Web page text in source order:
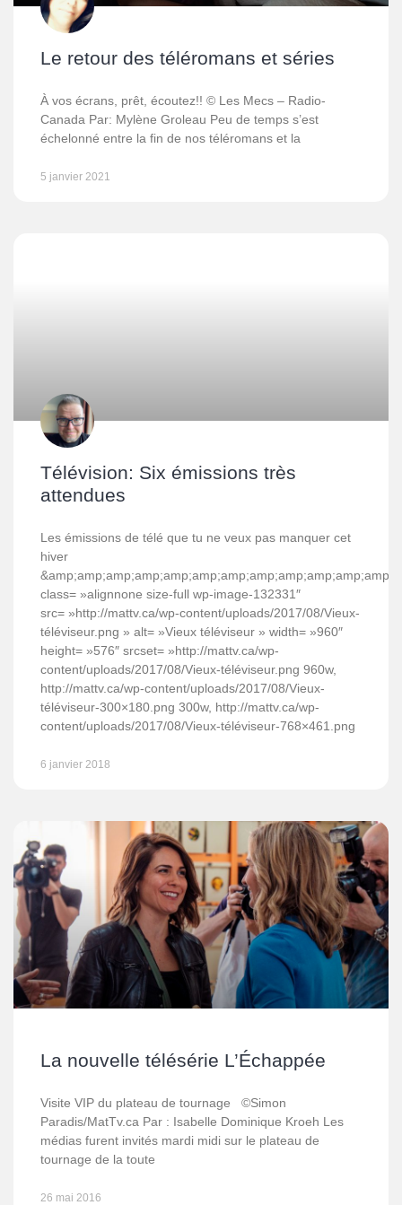
Le retour des téléromans et séries
À vos écrans, prêt, écoutez!! © Les Mecs – Radio-
Canada Par: Mylène Groleau Peu de temps s’est
échelonné entre la fin de nos téléromans et la
5 janvier 2021
Télévision: Six émissions très
attendues
Les émissions de télé que tu ne veux pas manquer cet
hiver
class= »alignnone size-full wp-image-132331″
src= »http://mattv.ca/wp-content/uploads/2017/08/Vieux-
téléviseur.png » alt= »Vieux téléviseur » width= »960″
height= »576″ srcset= »http://mattv.ca/wp-
content/uploads/2017/08/Vieux-téléviseur.png 960w,
http://mattv.ca/wp-content/uploads/2017/08/Vieux-
téléviseur-300×180.png 300w, http://mattv.ca/wp-
content/uploads/2017/08/Vieux-téléviseur-768×461.png
6 janvier 2018
La nouvelle télésérie L’Échappée
Visite VIP du plateau de tournage ©Simon
Paradis/MatTv.ca Par : Isabelle Dominique Kroeh Les
médias furent invités mardi midi sur le plateau de
tournage de la toute
26 mai 2016